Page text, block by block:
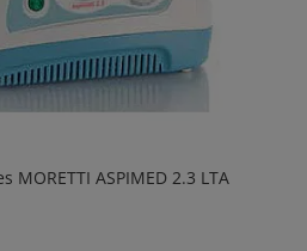
MORETTI ASPIMED 2.3 LTA